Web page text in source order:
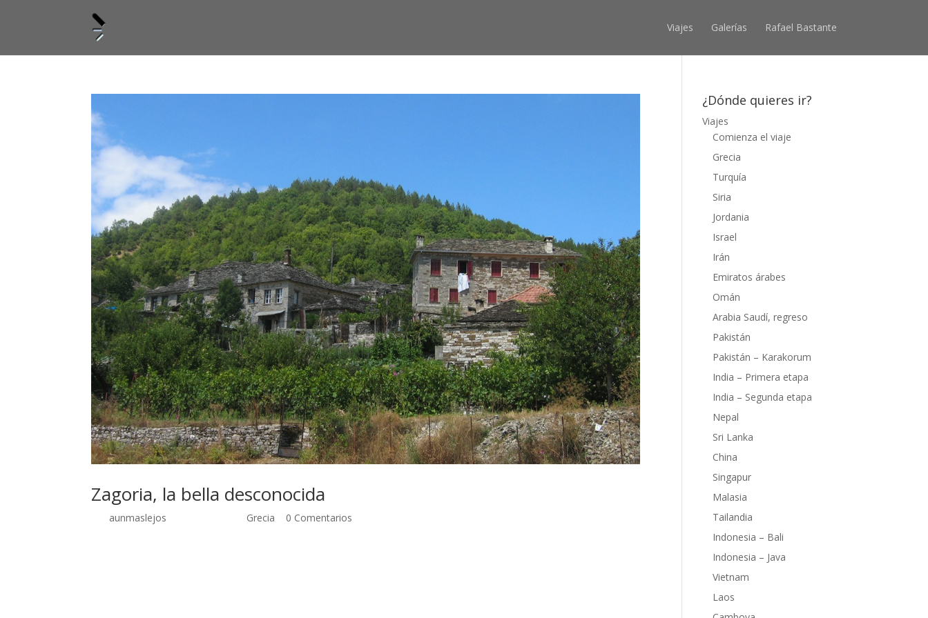
Viajes Galerías Rafael Bastante
Zagoria, la bella desconocida
aunmaslejos Grecia 0 Comentarios
¿Dónde quieres ir?
Viajes
Comienza el viaje
Grecia
Turquía
Siria
Jordania
Israel
Irán
Emiratos árabes
Omán
Arabia Saudí, regreso
Pakistán
Pakistán – Karakorum
India – Primera etapa
India – Segunda etapa
Nepal
Sri Lanka
China
Singapur
Malasia
Tailandia
Indonesia – Bali
Indonesia – Java
Vietnam
Laos